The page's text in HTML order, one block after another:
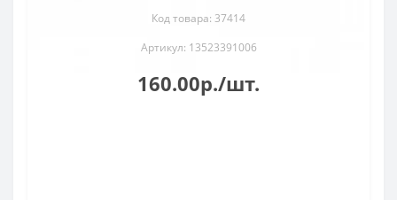
Код товара: 37414
Артикул: 13523391006
160.00р./шт.